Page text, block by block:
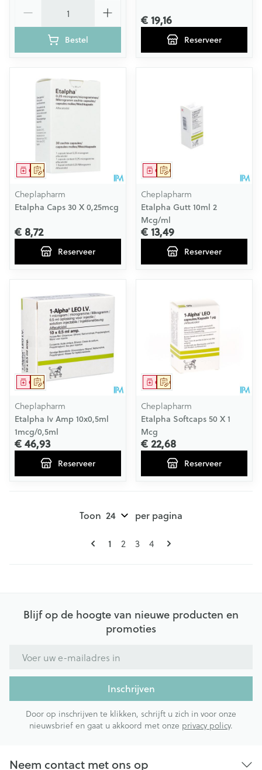
Bestel
€ 19,16
Reserveer
Op voorschrift
Geneesmiddel
Cheplapharm
Etalpha Caps 30 X 0,25mcg
€ 8,72
Reserveer
Op voorschrift
Geneesmiddel
Cheplapharm
Etalpha Gutt 10ml 2
Mcg/ml
€ 13,49
Reserveer
Op voorschrift
Geneesmiddel
Cheplapharm
Etalpha Iv Amp 10x0,5ml
1mcg/0,5ml
€ 46,93
Reserveer
Op voorschrift
Geneesmiddel
Cheplapharm
Etalpha Softcaps 50 X 1
Mcg
€ 22,68
Reserveer
Pagina's
U lees momenteel pagina
1 Pagina
2 Pagina
3 Pagina
4
Toon per pagina
Blijf op de hoogte van nieuwe producten en
promoties
Inschrijven
Door op inschrijven te klikken, schrijft u zich in voor onze
nieuwsbrief en gaat u akkoord met onze privacy policy.
Neem contact met ons op